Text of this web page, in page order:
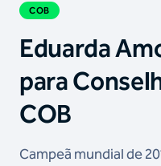
COB
Eduarda
para
COB
Campeã mundial de